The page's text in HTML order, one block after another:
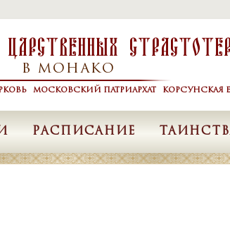
В МОНАКО
МОСКОВСКИЙ ПАТРИАРХАТ КОРСУНСКАЯ
РАСПИСАНИЕ